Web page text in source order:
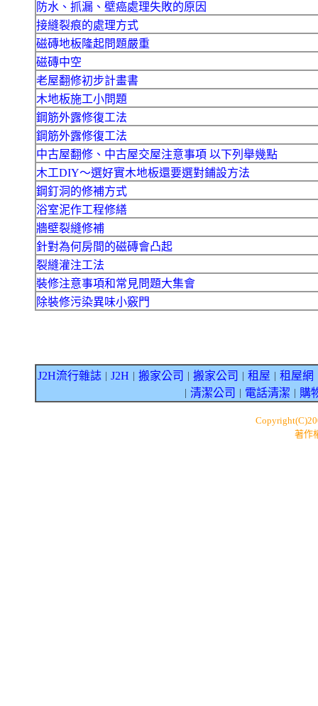
防水、抓漏、壁癌處理失敗的原因
接縫裂痕的處理方式
磁磚地板隆起問題嚴重
磁磚中空
老屋翻修初步計畫書
木地板施工小問題
鋼筋外露修復工法
鋼筋外露修復工法
中古屋翻修、中古屋交屋注意事項 以下列舉幾點
木工DIY～選好實木地板還要選對鋪設方法
鋼釘洞的修補方式
浴室泥作工程修繕
牆壁裂縫修補
針對為何房間的磁磚會凸起
裂縫灌注工法
裝修注意事項和常見問題大集會
除裝修污染異味小竅門
J2H流行雜誌 J2H 搬家公司 搬家公司 租屋 租屋網
清潔公司 電話清潔 購
著作